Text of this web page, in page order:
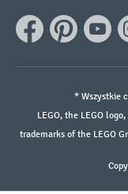
* Wszystkie
LEGO, the LEGO
trademarks of the LEGO